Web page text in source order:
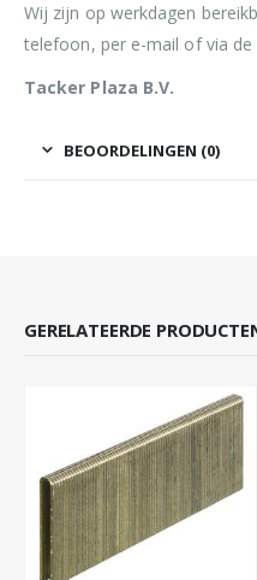
Wij zijn op werkdagen
telefoon, per e-mail of via de
Tacker Plaza B.V.
BEOORDELINGEN (0)
GERELATEERDE